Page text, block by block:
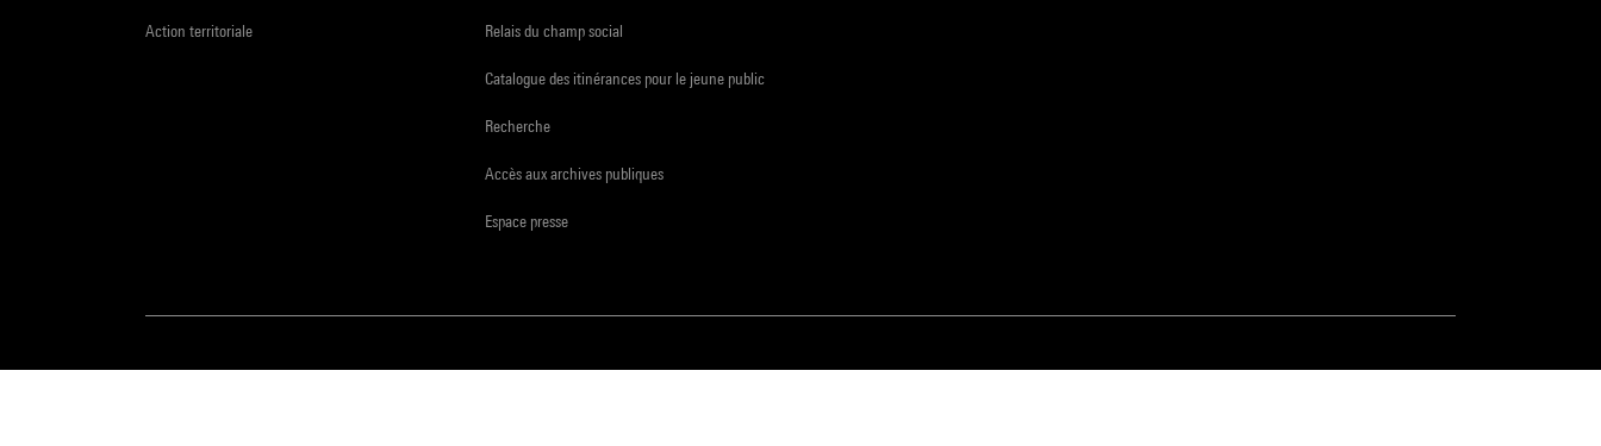
Action territoriale Relais du champ social
Catalogue des itinérances pour le jeune public
Recherche
Accès aux archives publiques
Espace presse